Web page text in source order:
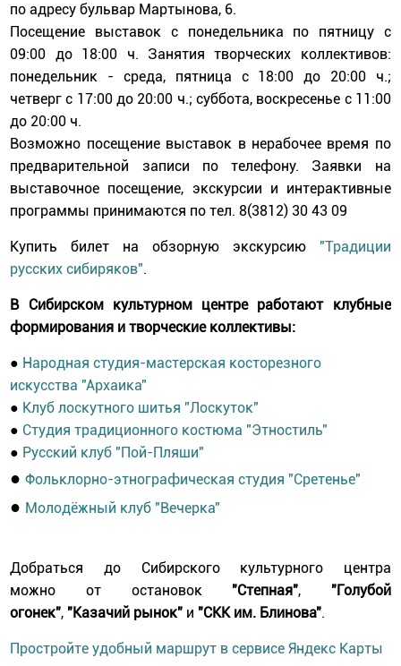
по адресу бульвар Мартынова, 6.
Посещение выставок с понедельника по пятницу с
09:00 до 18:00 ч. Занятия творческих коллективов:
понедельник - среда, пятница с 18:00 до 20:00 ч.;
четверг с 17:00 до 20:00 ч.; суббота, воскресенье с 11:00
до 20:00 ч.
Возможно посещение выставок в нерабочее время по
предварительной записи по телефону. Заявки на
выставочное посещение, экскурсии и интерактивные
программы принимаются по тел. 8(3812) 30 43 09
Купить билет на обзорную экскурсию "Традиции
русских сибиряков".
В Сибирском культурном центре работают клубные
формирования и творческие коллективы:
● Народная студия-мастерская косторезного
искусства "Архаика"
● Клуб лоскутного шитья "Лоскуток"
● Студия традиционного костюма "Этностиль"
● Русский клуб "Пой-Пляши"
●Фольклорно-этнографическая студия "Сретенье"
● Молодёжный клуб "Вечерка"
Добраться до Сибирского культурного центра
можно от остановок "Степная", "Голубой
огонек", "Казачий рынок" и "СКК им. Блинова".
Простройте удобный маршрут в сервисе Яндекс Карты